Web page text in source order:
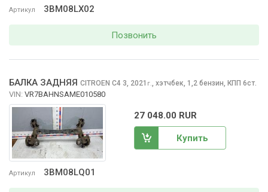
Артикул 3BM08LX02
Позвонить
Артикул 3BM08LQ01
БАЛКА ЗАДНЯЯ CITROEN C4 3, 2021 г. хэтчбек, 1,2 бензин, КПП 6ст.
VIN: VR7BAHNSAME010580
27 048.00 RUR
Купить